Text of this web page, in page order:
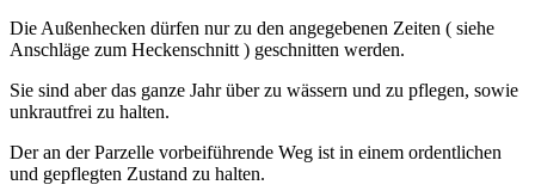
Die Außenhecken dürfen nur zu den angegebenen Zeiten ( siehe
Anschläge zum Heckenschnitt ) geschnitten werden.
Sie sind aber das ganze Jahr über zu wässern und zu pflegen, sowie
unkrautfrei zu halten.
Der an der Parzelle vorbeiführende Weg ist in einem ordentlichen
und gepflegten Zustand zu halten.